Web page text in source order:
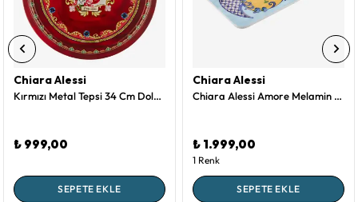
Chiara Alessi
Kırmızı Metal Tepsi 34 Cm Dolce Vita Collection by Chiara Alessi
₺ 999,00
SEPETE EKLE
Chiara Alessi
Chiara Alessi Amore Melamin Sunum Tahtası 34 Cm
₺ 1.999,00
1 Renk
SEPETE EKLE